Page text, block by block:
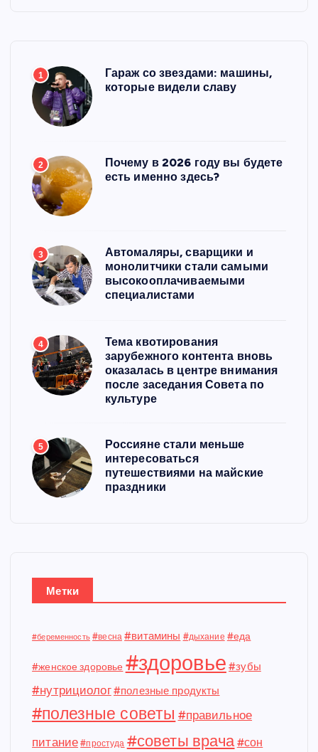
1
Гараж со звездами: машины,
которые видели славу
2
Почему в 2026 году вы будете
есть именно здесь?
3
Автомаляры, сварщики и
монолитчики стали самыми
высокооплачиваемыми
специалистами
4
Тема квотирования
зарубежного контента вновь
оказалась в центре внимания
после заседания Совета по
культуре
5
Россияне стали меньше
интересоваться
путешествиями на майские
праздники
Метки
#беременность #весна #витамины #дыхание #еда
#женское здоровье #здоровье #зубы
#нутрициолог#полезные продукты
#полезные советы #правильное
питание #простуда #советы врача#сон